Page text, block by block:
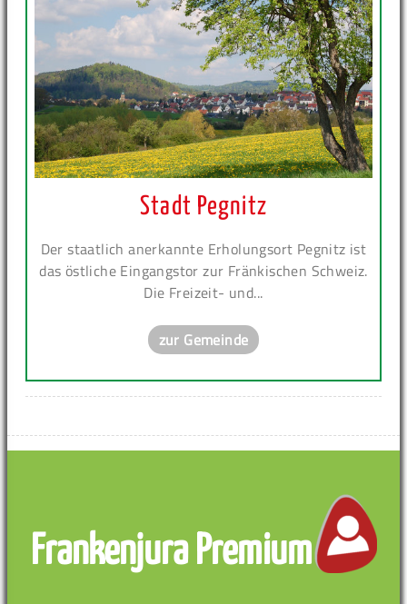
Stadt Pegnitz
Der staatlich anerkannte Erholungsort Pegnitz ist
das östliche Eingangstor zur Fränkischen Schweiz.
Die Freizeit- und...
zur Gemeinde
Frankenjura Premium